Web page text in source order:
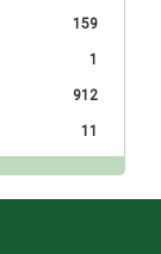
159
1
912
11